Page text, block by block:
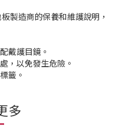
製造商的保養和維護說明，
戴護目鏡。
，以免發生危險。
籤。
多